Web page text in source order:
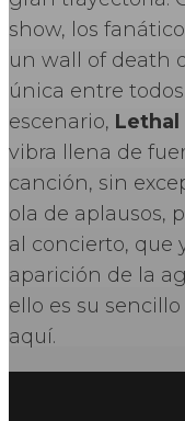
show, los
un wall of death
única entre
escenario, Lethal
vibra llena de
canción, sin
ola de aplausos,
al concierto, que
aparición de la
ello es su sencillo
aquí.